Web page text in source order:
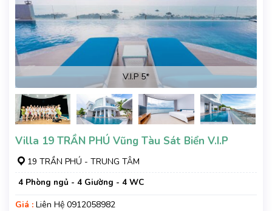
V.I.P 5*
Villa 19 TRẦN PHÚ Vũng Tàu Sát Biển V.I.P
19 TRẦN PHÚ - TRUNG TÂM
4 Phòng ngủ - 4 Giường - 4 WC
Giá : Liên Hệ 0912058982